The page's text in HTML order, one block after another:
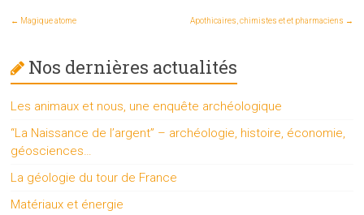
← Magique atome Apothicaires, chimistes et et pharmaciens →
Nos dernières actualités
Les animaux et nous, une enquête archéologique
“La Naissance de l’argent” – archéologie, histoire, économie,
géosciences…
La géologie du tour de France
Matériaux et énergie